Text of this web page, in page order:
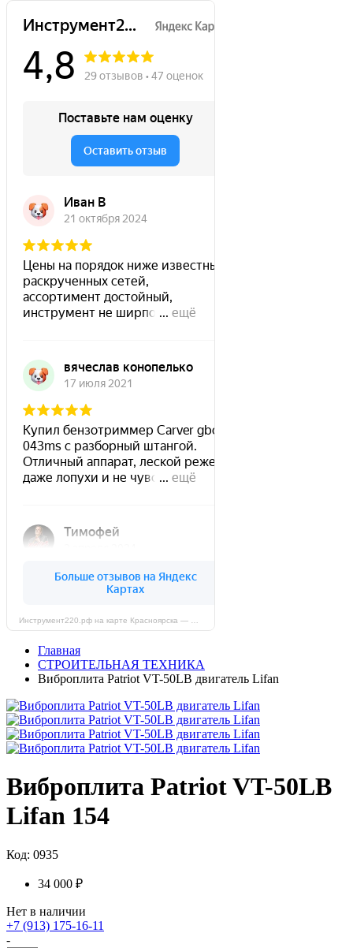
Главная
СТРОИТЕЛЬНАЯ ТЕХНИКА
Виброплита Patriot VT-50LB двигатель Lifan
Виброплита Patriot VT-50LB
Lifan 154
Код: 0935
34 000 ₽
Нет в наличии
+7 (913) 175-16-11
-